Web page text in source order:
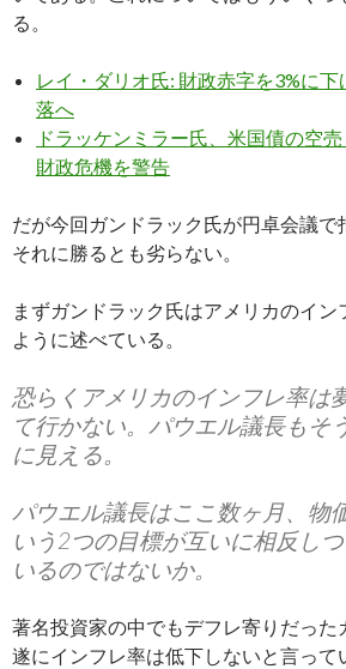
る。
レイ・ダリオ氏: 財政赤字を3%に
落へ
ドラッケンミラー氏、米国債の空
財政危機を警告
だが今回ガンドラック氏が円卓会議で
それに勝るとも劣らない。
まずガンドラック氏はアメリカのイ
ように述べている。
恐らくアメリカのインフレ率は
て行かない。パウエル議長もそ
に見える。
パウエル議長はここ数ヶ月、物
いう2つの目標が互いに相反し
いるのではないか。
著名投資家の中でもデフレ寄りだった
遂にインフレ率は低下しないと言って